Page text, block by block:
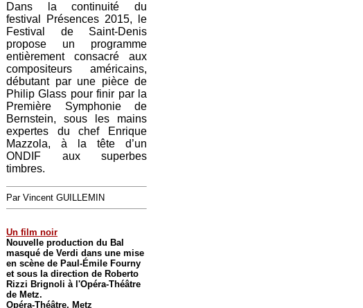
Dans la continuité du
festival Présences 2015, le
Festival de Saint-Denis
propose un programme
entièrement consacré aux
compositeurs américains,
débutant par une pièce de
Philip Glass pour finir par la
Première Symphonie de
Bernstein, sous les mains
expertes du chef Enrique
Mazzola, à la tête d’un
ONDIF aux superbes
timbres.
Par Vincent GUILLEMIN
Un film noir
Nouvelle production du Bal
masqué de Verdi dans une mise
en scène de Paul-Émile Fourny
et sous la direction de Roberto
Rizzi Brignoli à l'Opéra-Théâtre
de Metz.
Opéra-Théâtre, Metz